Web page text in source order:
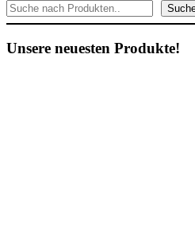
Unsere neuesten Produkte!